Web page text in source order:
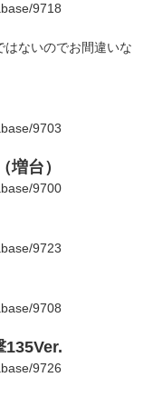
9718
ないのでお間違いな
9703
増台）
9700
9723
9708
135Ver.
9726